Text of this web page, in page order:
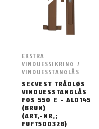
EKSTRA
VINDUESSIKRING /
VINDUESSTANGLÅS
SECVEST TRÅDLØS
VINDUESSTANGLÅS
FOS 550 E - AL0145
(BRUN)
(ART.-NR.:
FUFT50032B)